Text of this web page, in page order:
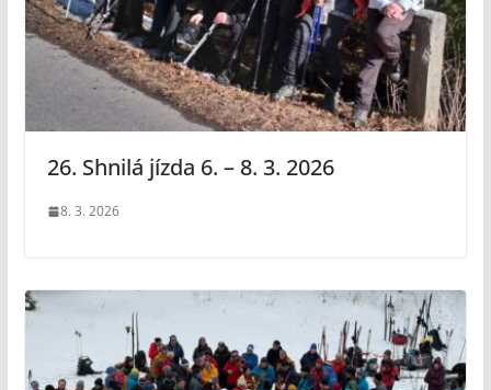
26. Shnilá jízda 6. – 8. 3. 2026
8. 3. 2026